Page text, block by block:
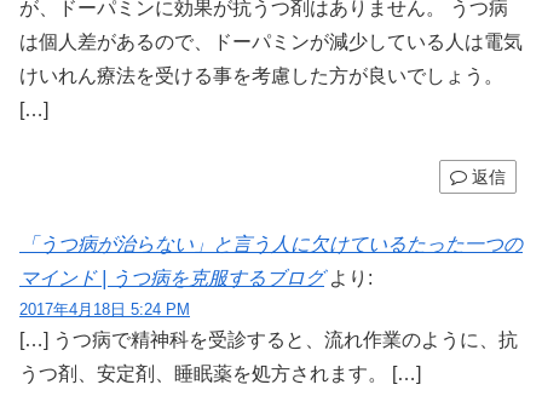
が、ドーパミンに効果が抗うつ剤はありません。 うつ病
は個人差があるので、ドーパミンが減少している人は電気
けいれん療法を受ける事を考慮した方が良いでしょう。
[…]
返信
「うつ病が治らない」と言う人に欠けているたった一つの
マインド | うつ病を克服するブログ より:
2017年4月18日 5:24 PM
[…] うつ病で精神科を受診すると、流れ作業のように、抗
うつ剤、安定剤、睡眠薬を処方されます。 […]